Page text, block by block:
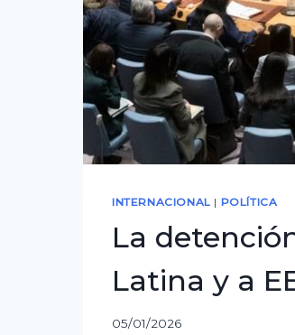
INTERNACIONAL | POLÍTICA
La
Latina y a
05/01/2026